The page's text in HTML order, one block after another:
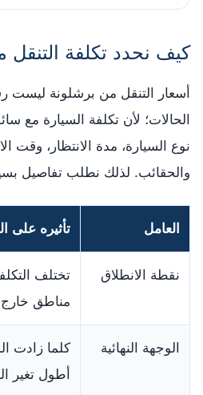
كيف نحدد تكلفة التنقل
أسعار التنقل من برشلونة ليست
الحالات؛ لأن تكلفة السيارة
نوع السيارة، مدة الانتظار، وقت
والحقائب. لذلك نطلب تفاصيل
العامل تأثيره على
نقطة الانطلاق
تختلف
مناطق
الوجهة النهائية
كلما زادت
أطول تغير